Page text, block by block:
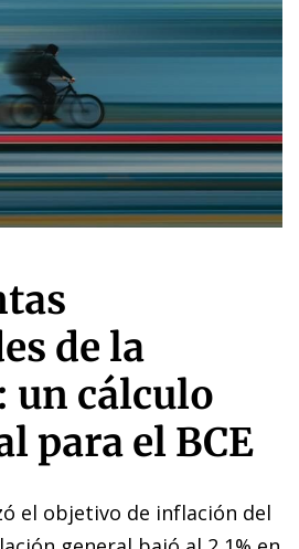
de la
cálculo
para el BCE
el objetivo de inflación del